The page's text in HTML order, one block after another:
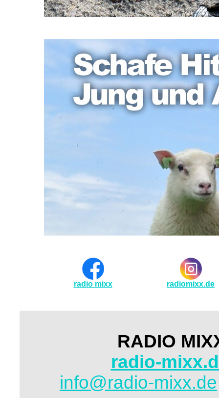
radio mixx radiomixx.de
RADIO
radio-
info@radio-mixx.de